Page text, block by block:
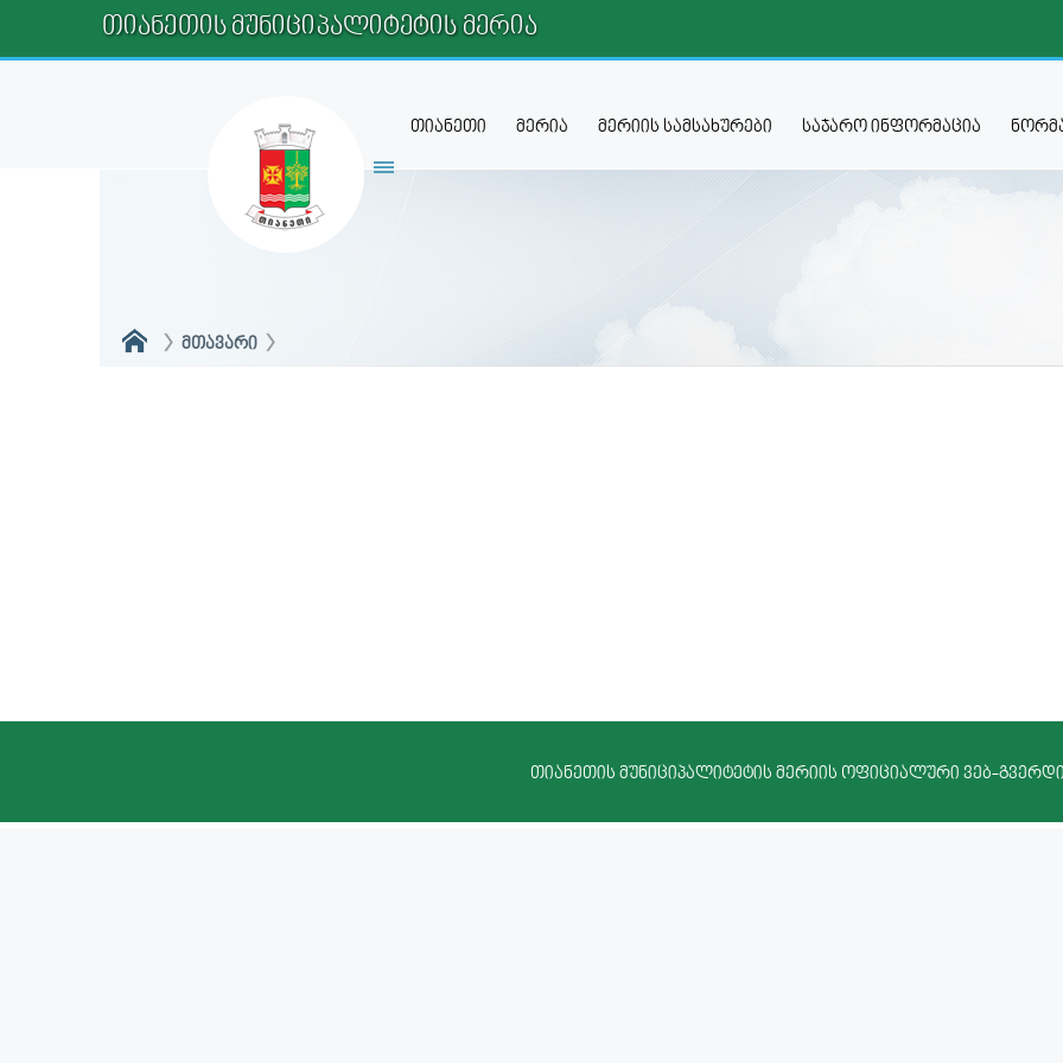
ᲗᲘᲐᲜᲔᲗᲘᲡ ᲛᲣᲜᲘᲪᲘᲞᲐᲚᲘᲢᲔᲢᲘᲡ ᲛᲔᲠᲘᲐ
თიანეთი მერია მერიის სამსახურები საჯარო ინფორმაცია
ᲛᲗᲐᲕᲐᲠᲘ
თიანეთის მუნიციპალიტეტის მერიის ოფიციალური ვებ-